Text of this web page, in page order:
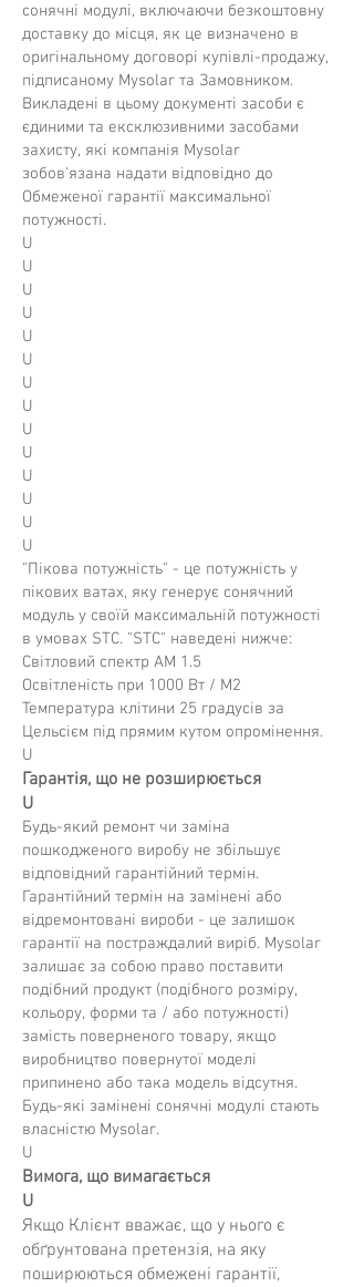
сонячні модулі, включаючи безкоштовну
доставку до місця, як це визначено в
оригінальному договорі купівлі-продажу,
підписаному Mysolar та Замовником.
Викладені в цьому документі засоби є
єдиними та ексклюзивними засобами
захисту, які компанія Mysolar
зобов'язана надати відповідно до
Обмеженої гарантії максимальної
потужності.
U
U
U
U
U
U
U
U
U
U
U
U
U
U
"Пікова потужність" - це потужність у
пікових ватах, яку генерує сонячний
модуль у своїй максимальній потужності
в умовах STC. "STC" наведені нижче:
Світловий спектр AM 1.5
Освітленість при 1000 Вт / М2
Температура клітини 25 градусів за
Цельсієм під прямим кутом опромінення.
U
Гарантія, що не розширюється
U
Будь-який ремонт чи заміна
пошкодженого виробу не збільшує
відповідний гарантійний термін.
Гарантійний термін на замінені або
відремонтовані вироби - це залишок
гарантії на постраждалий виріб. Mysolar
залишає за собою право поставити
подібний продукт (подібного розміру,
кольору, форми та / або потужності)
замість поверненого товару, якщо
виробництво повернутої моделі
припинено або така модель відсутня.
Будь-які замінені сонячні модулі стають
власністю Mysolar.
U
Вимога, що вимагається
U
Якщо Клієнт вважає, що у нього є
обґрунтована претензія, на яку
поширюються обмежені гарантії,